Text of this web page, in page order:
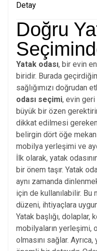
Detay
Doğru
Yatak odası, bir evin
biridir. Burada
sağlığımızı doğrudan
odası seçimi, evin geri
büyük bir özen
dikkat edilmesi
belirgin dört öğe
mobilya yerleşimi ve
İlk olarak, yatak
bir önem taşır. Yatak
aynı zamanda
için de kullanılabilir. Bu
düzeni, ihtiyaçlara
Yatak başlığı,
mobilyaların yerleşimi,
olmasını sağlar.